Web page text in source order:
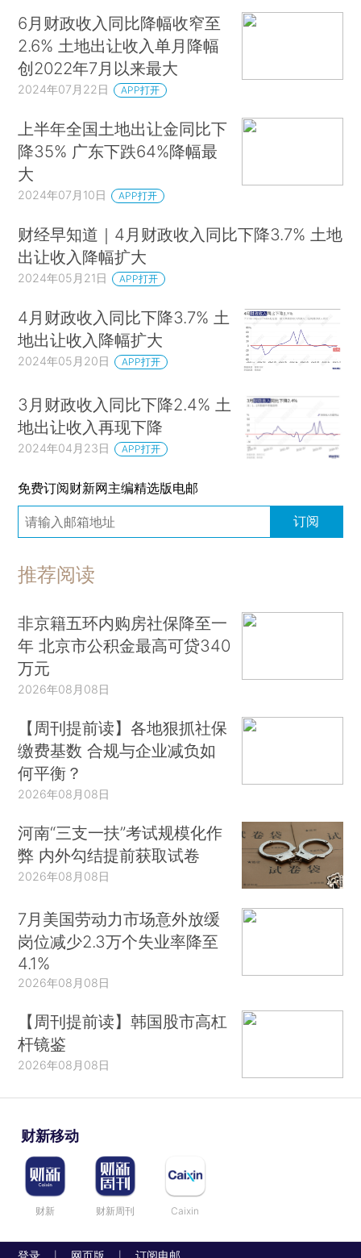
6月财政收入同比降幅收窄至
2.6% 土地出让收入单月降幅
创2022年7月以来最大
2024年07月22日 APP打开
上半年全国土地出让金同比下
降35% 广东下跌64%降幅最
大
2024年07月10日 APP打开
财经早知道｜4月财政收入同比下降3.7% 土地
出让收入降幅扩大
2024年05月21日 APP打开
4月财政收入同比下降3.7% 土
地出让收入降幅扩大
2024年05月20日 APP打开
3月财政收入同比下降2.4% 土
地出让收入再现下降
2024年04月23日 APP打开
免费订阅财新网主编精选版电邮
订阅
推荐阅读
非京籍五环内购房社保降至一
年 北京市公积金最高可贷340
万元
2026年08月08日
【周刊提前读】各地狠抓社保
缴费基数 合规与企业减负如
何平衡？
2026年08月08日
河南“三支一扶”考试规模化作
弊 内外勾结提前获取试卷
2026年08月08日
7月美国劳动力市场意外放缓
岗位减少2.3万个失业率降至
4.1%
2026年08月08日
【周刊提前读】韩国股市高杠
杆镜鉴
2026年08月08日
财新移动
财新 财新周刊 Caixin
登录 网页版 订阅电邮